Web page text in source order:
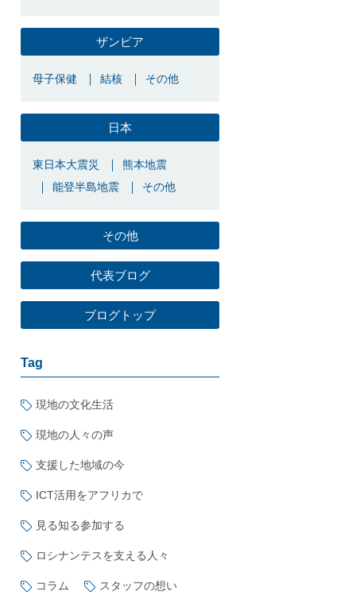
ザンビア
母子保健 結核 その他
日本
東日本大震災
熊本地震
能登半島地震
その他
その他
代表ブログ
ブログトップ
Tag
現地の文化生活
現地の人々の声
支援した地域の今
ICT活用をアフリカで
見る知る参加する
ロシナンテスを支える人々
コラム スタッフの想い